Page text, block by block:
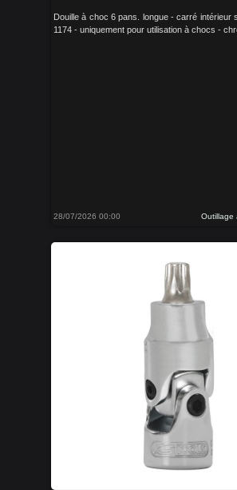
Douille à choc 6 pans. longue - carré intérieur
1174 - uniquement pour utilisation à chocs -
28/07/2026 00:00 Outillage